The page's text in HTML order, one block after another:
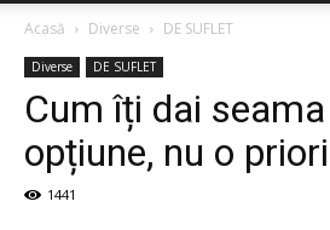
Acasă Diverse DE SUFLET
Diverse DE SUFLET
Cum îți dai
opțiune, nu o
1441